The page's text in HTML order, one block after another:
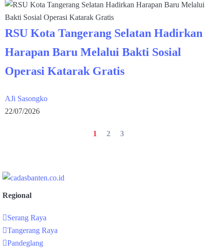
RSU Kota Tangerang Selatan Hadirkan
Harapan Baru Melalui Bakti Sosial
Operasi Katarak Gratis
AJi Sasongko
22/07/2026
1 2 3
Regional
Serang Raya
Tangerang Raya
Pandeglang